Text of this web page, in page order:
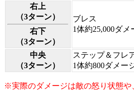
右上
（3ターン）
右下
（3ターン）
ブレス
1体約25,000ダメ
中央
（3ターン）
ステップ＆フレ
1体約800ダメー
※実際のダメージは敵の怒り状態や